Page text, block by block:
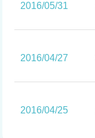
2016/05/31
2016/04/27
2016/04/25